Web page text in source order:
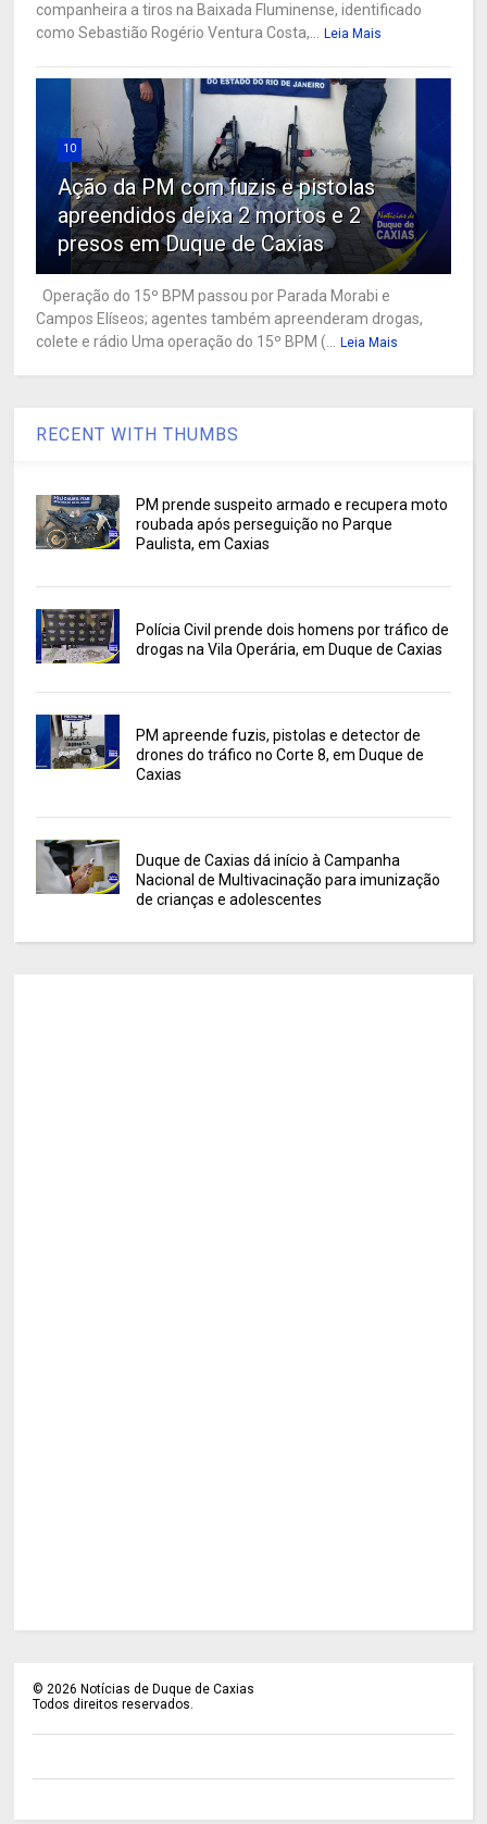
companheira a tiros na Baixada Fluminense, identificado
como Sebastião Rogério Ventura Costa,... Leia Mais
10
Ação da PM com fuzis e pistolas
apreendidos deixa 2 mortos e 2
presos em Duque de Caxias
Operação do 15º BPM passou por Parada Morabi e
Campos Elíseos; agentes também apreenderam drogas,
colete e rádio Uma operação do 15º BPM (... Leia Mais
RECENT WITH THUMBS
PM prende suspeito armado e recupera moto
roubada após perseguição no Parque
Paulista, em Caxias
Polícia Civil prende dois homens por tráfico de
drogas na Vila Operária, em Duque de Caxias
PM apreende fuzis, pistolas e detector de
drones do tráfico no Corte 8, em Duque de
Caxias
Duque de Caxias dá início à Campanha
Nacional de Multivacinação para imunização
de crianças e adolescentes
©2026 Notícias de Duque de Caxias
Todos direitos reservados.